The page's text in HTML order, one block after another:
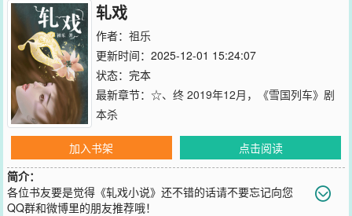
轧戏
作者： 祖乐
更新时间：2025-12-01 15:24:07
状态：完本
最新章节： ☆、终 2019年12月，《雪国列车》剧
本杀
加入书架
点击阅读
简介：
各位书友要是觉得《轧戏小说》还不错的话请不要忘记向您
QQ群和微博里的朋友推荐哦！